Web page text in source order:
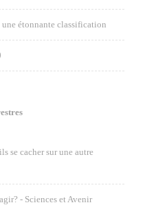
étonnante classification
se cacher sur une autre
- Sciences et Avenir